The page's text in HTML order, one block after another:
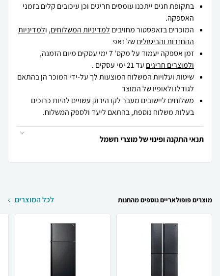
בתקופת חגים ייתכנו עומסים חריגים וכן עיכובים קלים בזמני
האספקה.
המוכרים בזאפסטור מחויבים למדיניות המשלוחים, ולמדיניות
ההחזרות והביטוליםשל זאפ
זמן אספקה יעמוד על מקס' 7 ימי עסקים מיום הזמנה,
ולמוצרים חריגים עד 21 ימי עסקים .
שיטות ועלויות המשלוח המוצעות לך על-ידי המוכר הן בהתאם
לגודלו ולאופיו של המוצר
משלוחים ליישובים מעבר לקו הירוק עשויים להיות כרוכים
בעלות משלוח נוספת, בהתאם ליעד ולספק המשלוח.
תנאי התקנה ופינוי של מוצרי חשמל
מוצרים פופולאריים נוספים מהחנות לכל המוצרים